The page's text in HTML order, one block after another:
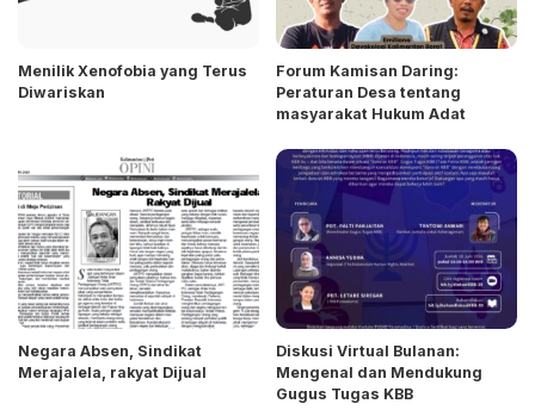
Menilik Xenofobia yang Terus
Diwariskan
Forum Kamisan Daring:
Peraturan Desa tentang
masyarakat Hukum Adat
Negara Absen, Sindikat
Merajalela, rakyat Dijual
Diskusi Virtual Bulanan:
Mengenal dan Mendukung
Gugus Tugas KBB